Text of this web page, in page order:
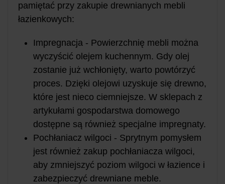
pamiętać przy zakupie drewnianych mebli
łazienkowych:
Impregnacja - Powierzchnię mebli można
wyczyścić olejem kuchennym. Gdy olej
zostanie już wchłonięty, warto powtórzyć
proces. Dzięki olejowi uzyskuje się drewno,
które jest nieco ciemniejsze. W sklepach z
artykułami gospodarstwa domowego
dostępne są również specjalne impregnaty.
Pochłaniacz wilgoci - Sprytnym pomysłem
jest również zakup pochłaniacza wilgoci,
aby zmniejszyć poziom wilgoci w łazience i
zabezpieczyć drewniane meble.